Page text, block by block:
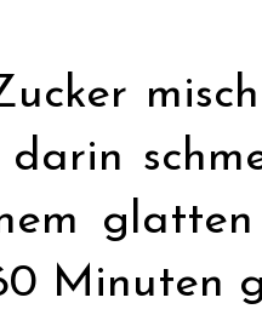
glatten
Minuten